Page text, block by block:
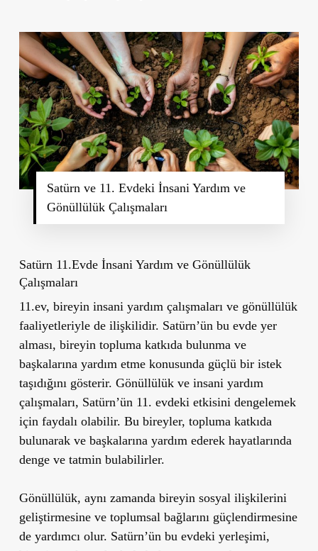
Satürn ve 11. Evdeki İnsani Yardım ve
Gönüllülük Çalışmaları
Satürn 11.Evde İnsani Yardım ve Gönüllülük
Çalışmaları
11.ev, bireyin insani yardım çalışmaları ve gönüllülük
faaliyetleriyle de ilişkilidir. Satürn’ün bu evde yer
alması, bireyin topluma katkıda bulunma ve
başkalarına yardım etme konusunda güçlü bir istek
taşıdığını gösterir. Gönüllülük ve insani yardım
çalışmaları, Satürn’ün 11. evdeki etkisini dengelemek
için faydalı olabilir. Bu bireyler, topluma katkıda
bulunarak ve başkalarına yardım ederek hayatlarında
denge ve tatmin bulabilirler.
Gönüllülük, aynı zamanda bireyin sosyal ilişkilerini
geliştirmesine ve toplumsal bağlarını güçlendirmesine
de yardımcı olur. Satürn’ün bu evdeki yerleşimi,